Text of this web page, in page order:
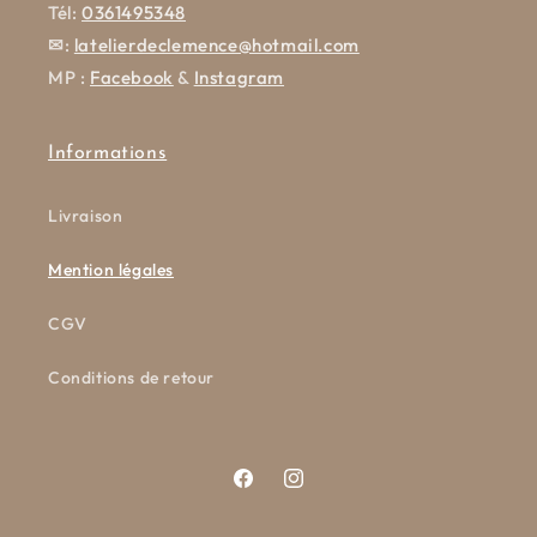
Tél:0361495348
✉: latelierdeclemence@hotmail.com
MP : Facebook & Instagram
Informations
Livraison
Mention légales
CGV
Conditions de retour
FacebookInstagram